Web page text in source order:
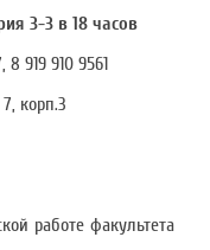
3-3 в 18 часов
919 910 9561
корп.3
работе факультета